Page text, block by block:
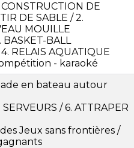
CONSTRUCTION DE
DE SABLE / 2.
MOUILLE
BASKET-BALL
RELAIS AQUATIQUE
- karaoké
en bateau autour
SERVEURS / 6. ATTRAPER
Jeux sans frontières /